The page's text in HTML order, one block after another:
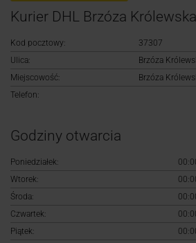
Logowanie
Kurier DHL Brzóza
Kod pocztowy:
37307
Ulica:
Brzóza
Miejscowość:
Brzóza
Telefon:
Godziny otwarcia
Poniedziałek:
Wtorek:
Środa:
Czwartek:
Piątek: